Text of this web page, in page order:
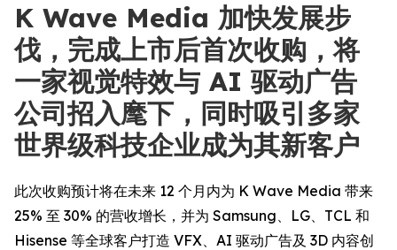
K Wave Media 加快发展步
伐，完成上市后首次收购，将
一家视觉特效与 AI 驱动广告
公司招入麾下，同时吸引多家
世界级科技企业成为其新客户
此次收购预计将在未来 12 个月内为 K Wave Media 带来
25% 至 30% 的营收增长，并为 Samsung、LG、TCL 和
Hisense 等全球客户打造 VFX、AI 驱动广告及 3D 内容创